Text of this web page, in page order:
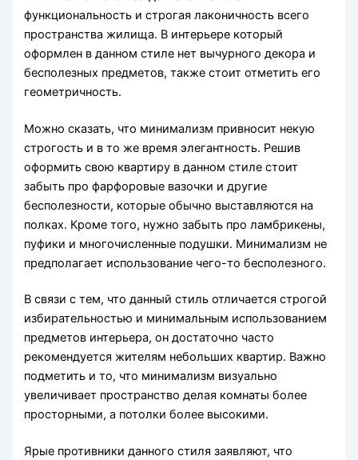
функциональность и строгая лаконичность всего
пространства жилища. В интерьере который
оформлен в данном стиле нет вычурного декора и
бесполезных предметов, также стоит отметить его
геометричность.
Можно сказать, что минимализм привносит некую
строгость и в то же время элегантность. Решив
оформить свою квартиру в данном стиле стоит
забыть про фарфоровые вазочки и другие
бесполезности, которые обычно выставляются на
полках. Кроме того, нужно забыть про ламбрикены,
пуфики и многочисленные подушки. Минимализм не
предполагает использование чего-то бесполезного.
В связи с тем, что данный стиль отличается строгой
избирательностью и минимальным использованием
предметов интерьера, он достаточно часто
рекомендуется жителям небольших квартир. Важно
подметить и то, что минимализм визуально
увеличивает пространство делая комнаты более
просторными, а потолки более высокими.
Ярые противники данного стиля заявляют, что